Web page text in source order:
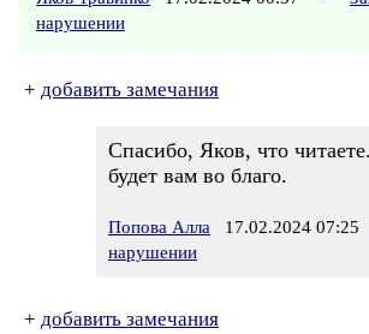
нарушении
+ добавить замечания
Спасибо, Яков, что
будет вам во благо.
Попова Алла 17.02.2024 07:25
нарушении
+ добавить замечания